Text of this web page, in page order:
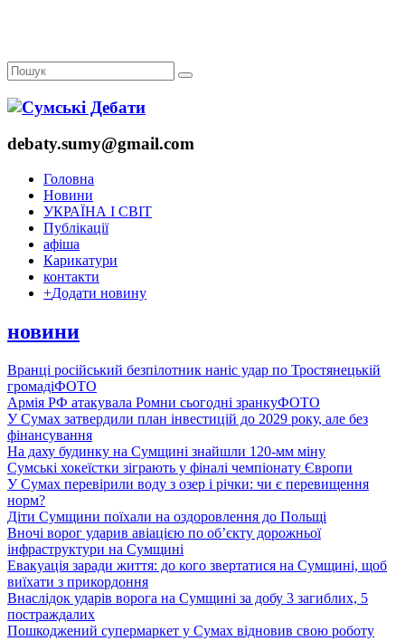
debaty.sumy@gmail.com
Головна
Новини
УКРАЇНА І СВІТ
Публікації
афіша
Карикатури
контакти
+Додати новину
новини
Вранці російський безпілотник наніс удар по Тростянецькій
громадіФОТО
Армія РФ атакувала Ромни сьогодні зранкуФОТО
У Сумах затвердили план інвестицій до 2029 року, але без
фінансування
На даху будинку на Сумщині знайшли 120-мм міну
Сумські хокеїстки зіграють у фіналі чемпіонату Європи
У Сумах перевірили воду з озер і річки: чи є перевищення
норм?
Діти Сумщини поїхали на оздоровлення до Польщі
Вночі ворог ударив авіацією по обʼєкту дорожньої
інфраструктури на Сумщині
Евакуація заради життя: до кого звертатися на Сумщині, щоб
виїхати з прикордоння
Внаслідок ударів ворога на Сумщині за добу 3 загиблих, 5
постраждалих
Пошкоджений супермаркет у Сумах відновив свою роботу